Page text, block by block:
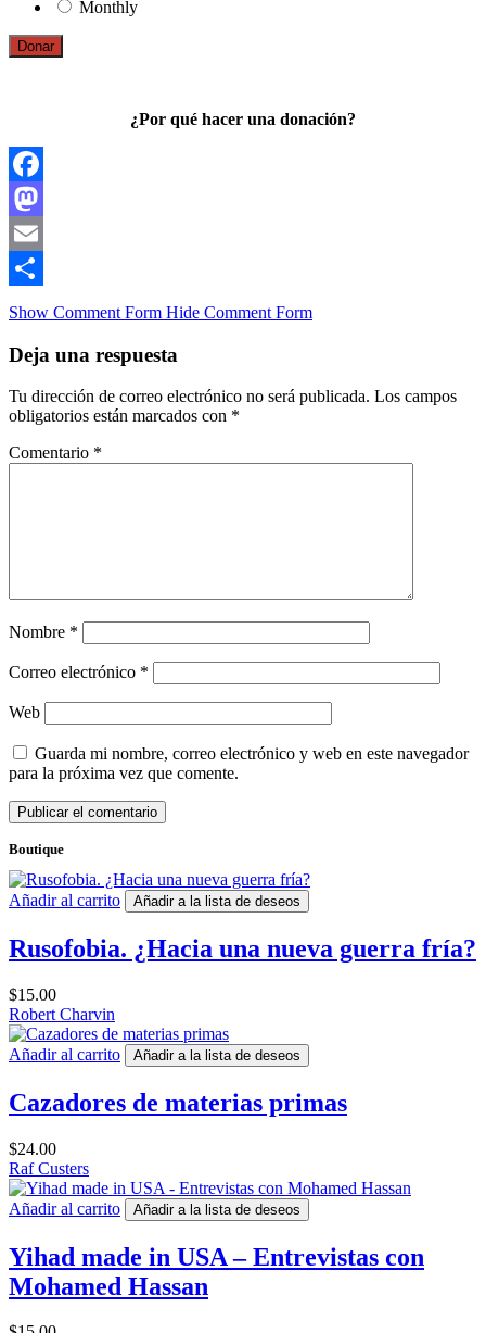
Monthly
Donar
¿Por qué hacer una donación?
Facebook
Mastodon
Email
Compartir
Show Comment Form Hide Comment Form
Deja una respuesta
Tu dirección de correo electrónico no será publicada. Los campos
obligatorios están marcados con *
Comentario *
Nombre *
Correo electrónico *
Web
Guarda mi nombre, correo electrónico y web en este navegador
para la próxima vez que comente.
Boutique
Añadir al carrito Añadir a la lista de deseos
Rusofobia. ¿Hacia una nueva guerra fría?
$15.00
Robert Charvin
Añadir al carrito Añadir a la lista de deseos
Cazadores de materias primas
$24.00
Raf Custers
Añadir al carrito Añadir a la lista de deseos
Yihad made in USA – Entrevistas con
Mohamed Hassan